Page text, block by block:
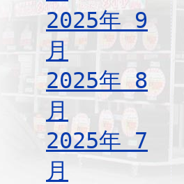
2025年 9
月
2025年 8
月
2025年 7
月